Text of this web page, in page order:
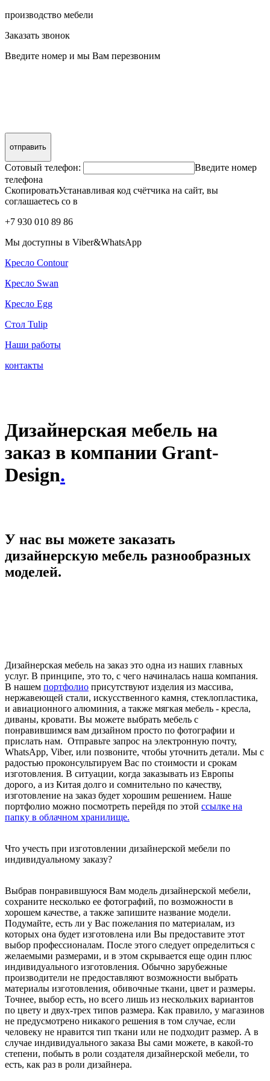
производство мебели
Заказать звонок
Введите номер и мы Вам перезвоним
отправить
Сотовый телефон:
Введите номер
телефона
СкопироватьУстанавливая код счётчика на сайт, вы
соглашаетесь со в
+7 930 010 89 86
Мы доступны в Viber&WhatsApp
Кресло Contour
Кресло Swan
Кресло Egg
Стол Tulip
Наши работы
контакты
Дизайнерская мебель на
заказ в компании Grant-
Design.
У нас вы можете заказать
дизайнерскую мебель разнообразных
моделей.
Дизайнерская мебель на заказ это одна из наших главных
услуг. В принципе, это то, с чего начиналась наша компания.
В нашем портфолио присутствуют изделия из массива,
нержавеющей стали, искусственного камня, стеклопластика,
и авиационного алюминия, а также мягкая мебель - кресла,
диваны, кровати. Вы можете выбрать мебель с
понравившимся вам дизайном просто по фотографии и
прислать нам. Отправьте запрос на электронную почту,
WhatsApp, Viber, или позвоните, чтобы уточнить детали. Мы с
радостью проконсультируем Вас по стоимости и срокам
изготовления. В ситуации, когда заказывать из Европы
дорого, а из Китая долго и сомнительно по качеству,
изготовление на заказ будет хорошим решением. Наше
портфолио можно посмотреть перейдя по этой ссылке на
папку в облачном хранилище.
Что учесть при изготовлении дизайнерской мебели по
индивидуальному заказу?
Выбрав понравившуюся Вам модель дизайнерской мебели,
сохраните несколько ее фотографий, по возможности в
хорошем качестве, а также запишите название модели.
Подумайте, есть ли у Вас пожелания по материалам, из
которых она будет изготовлена или Вы предоставите этот
выбор профессионалам. После этого следует определиться с
желаемыми размерами, и в этом скрывается еще один плюс
индивидуального изготовления. Обычно зарубежные
производители не предоставляют возможности выбрать
материалы изготовления, обивочные ткани, цвет и размеры.
Точнее, выбор есть, но всего лишь из нескольких вариантов
по цвету и двух-трех типов размера. Как правило, у магазинов
не предусмотрено никакого решения в том случае, если
человеку не нравится тип ткани или не подходит размер. А в
случае индивидуального заказа Вы сами можете, в какой-то
степени, побыть в роли создателя дизайнерской мебели, то
есть, как раз в роли дизайнера.